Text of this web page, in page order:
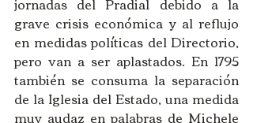
grave crisis económica y al reflujo
en medidas políticas del Directorio,
pero van a ser aplastados. En 1795
también se consuma la separación
de la Iglesia del Estado, una medida
muy audaz en palabras de Michele